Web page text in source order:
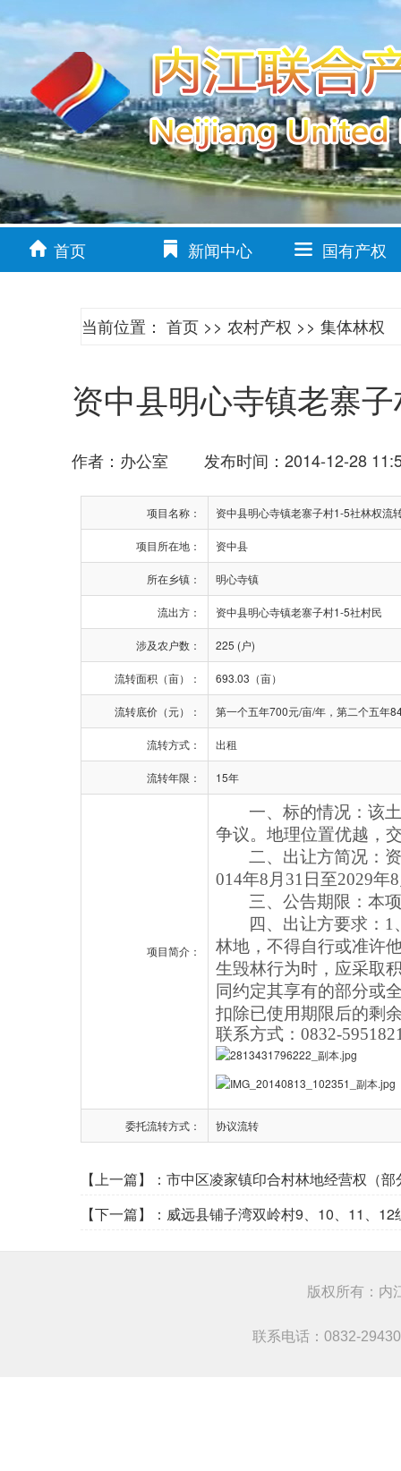
首页 新闻中心 国有产权
当前位置： 首页 >> 农村产权 >> 集体林权
资中县明心寺镇老寨
作者：办公室 发布时间：2014-12-28
项目名称： 资中县明心寺镇老寨子村1-5社林权流
项目所在地： 资中县
所在乡镇： 明心寺镇
流出方： 资中县明心寺镇老寨子村1-5社村民
涉及农户数： 225 (户)
流转面积（亩）： 693.03（亩）
流转底价（元）： 第一个五年700元/亩/年，第二个五年
流转方式： 出租
流转年限： 15年
项目简介：
一、标的情况： 该土
争议。地理位置优越，
二、出让方简况：
014年8月31日至2029年
三、公告期限：本
四、出让方要求：
林地，不得自行或准许
生毁林行为时，应采取
同约定其享有的部分或
扣除已使用期限后的剩
联系方式：0832-
委托流转方式： 协议流转
【上一篇】： 市中区凌家镇印合村林地经营权（部
【下一篇】： 威远县铺子湾双岭村9、10、11、12
版权所有：
联系电话：0832-